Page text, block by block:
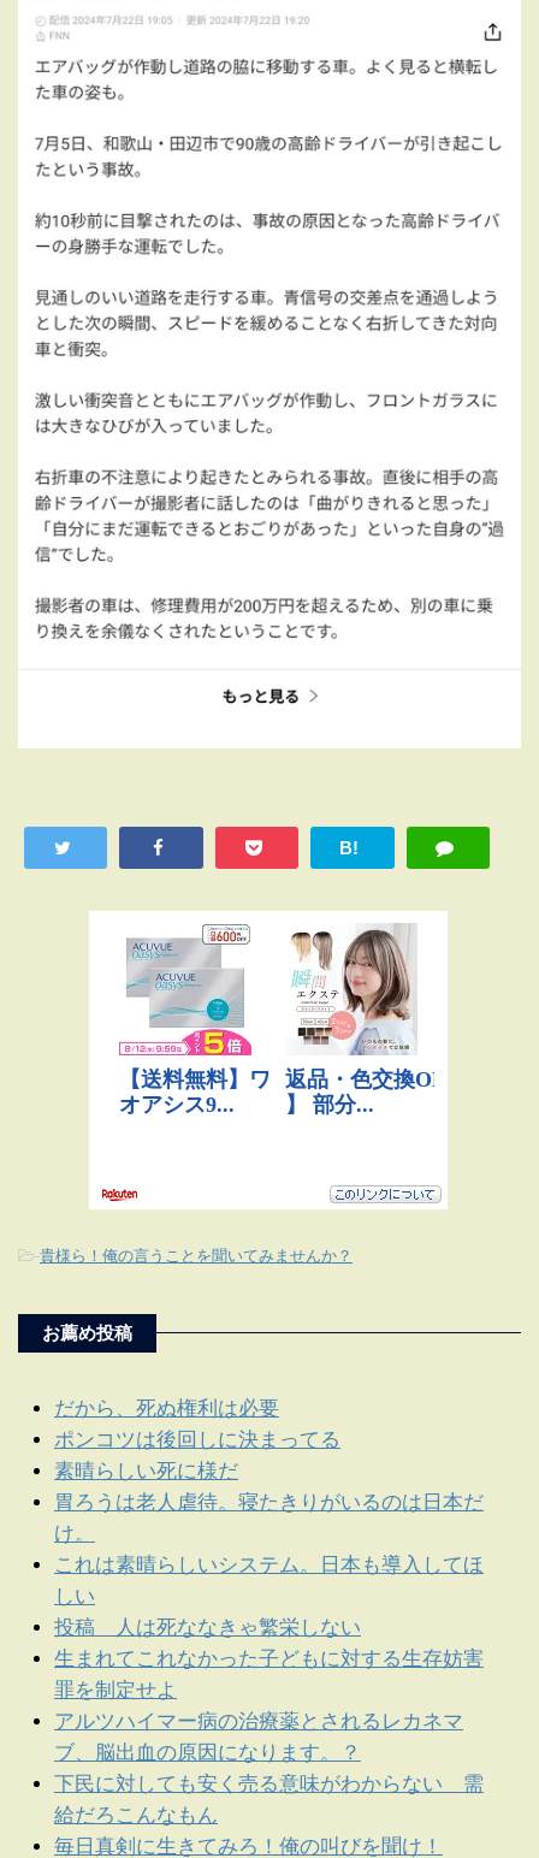
B!
-貴様ら！俺の言うことを聞いてみませんか？
お薦め投稿
だから、死ぬ権利は必要
ポンコツは後回しに決まってる
素晴らしい死に様だ
胃ろうは老人虐待。寝たきりがいるのは日本だ
け。
これは素晴らしいシステム。日本も導入してほ
しい
投稿 人は死ななきゃ繁栄しない
生まれてこれなかった子どもに対する生存妨害
罪を制定せよ
アルツハイマー病の治療薬とされるレカネマ
ブ、脳出血の原因になります。？
下民に対しても安く売る意味がわからない 需
給だろこんなもん
毎日真剣に生きてみろ！俺の叫びを聞け！